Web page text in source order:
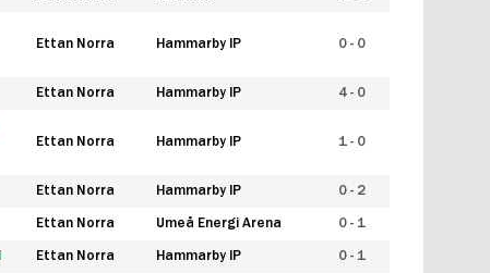
Ettan Norra Hammarby IP 0 - 0
Ettan Norra Hammarby IP 4 - 0
Ettan Norra Hammarby IP 1 - 0
Ettan Norra Hammarby IP 0 - 2
Ettan Norra Umeå Energi Arena 0 - 1
Ettan Norra Hammarby IP 0 - 1